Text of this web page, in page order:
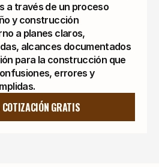
a través de un proceso
y construcción
a planes claros,
alcances documentados
para la construcción que
errores y
GRATIS